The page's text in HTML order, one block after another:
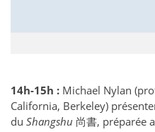
14h-15h : Michael Nylan
California, Berkeley)
du Shangshu 尚書, préparée